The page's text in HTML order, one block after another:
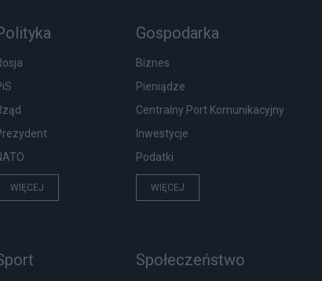
WIĘCEJ
Gospodarka
Biznes
Pieniądze
Centralny Port Komunikacyjny
Inwestycje
Podatki
WIĘCEJ
Społeczeństwo